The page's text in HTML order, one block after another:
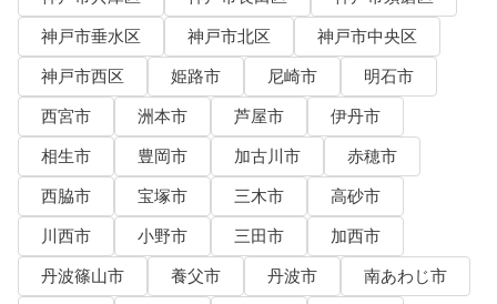
神戸市垂水区
神戸市北区
神戸市中央区
神戸市西区
姫路市 尼崎市
明石市
西宮市
洲本市 芦屋市
伊丹市
相生市
豊岡市 加古川市
赤穂市
西脇市
宝塚市 三木市
高砂市
川西市
小野市 三田市
加西市
丹波篠山市
養父市 丹波市
南あわじ市